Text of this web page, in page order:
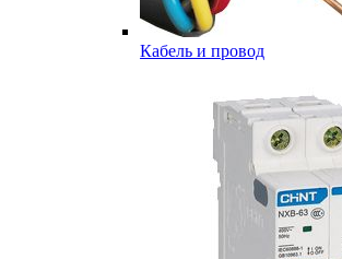
Кабель и провод